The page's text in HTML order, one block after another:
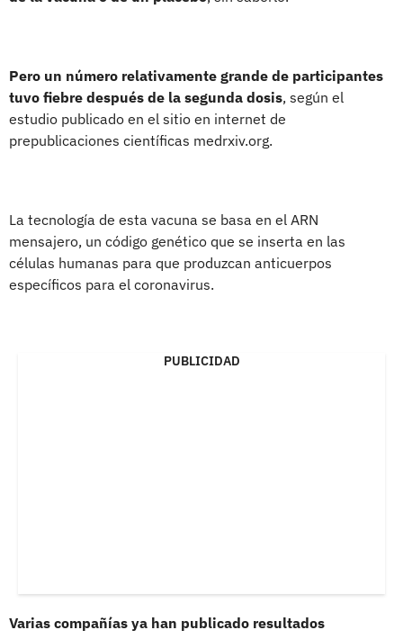
Pero un número relativamente grande de participantes
tuvo fiebre después de la segunda dosis, según el
estudio publicado en el sitio en internet de
prepublicaciones científicas medrxiv.org.
La tecnología de esta vacuna se basa en el ARN
mensajero, un código genético que se inserta en las
células humanas para que produzcan anticuerpos
específicos para el coronavirus.
PUBLICIDAD
Varias compañías ya han publicado resultados